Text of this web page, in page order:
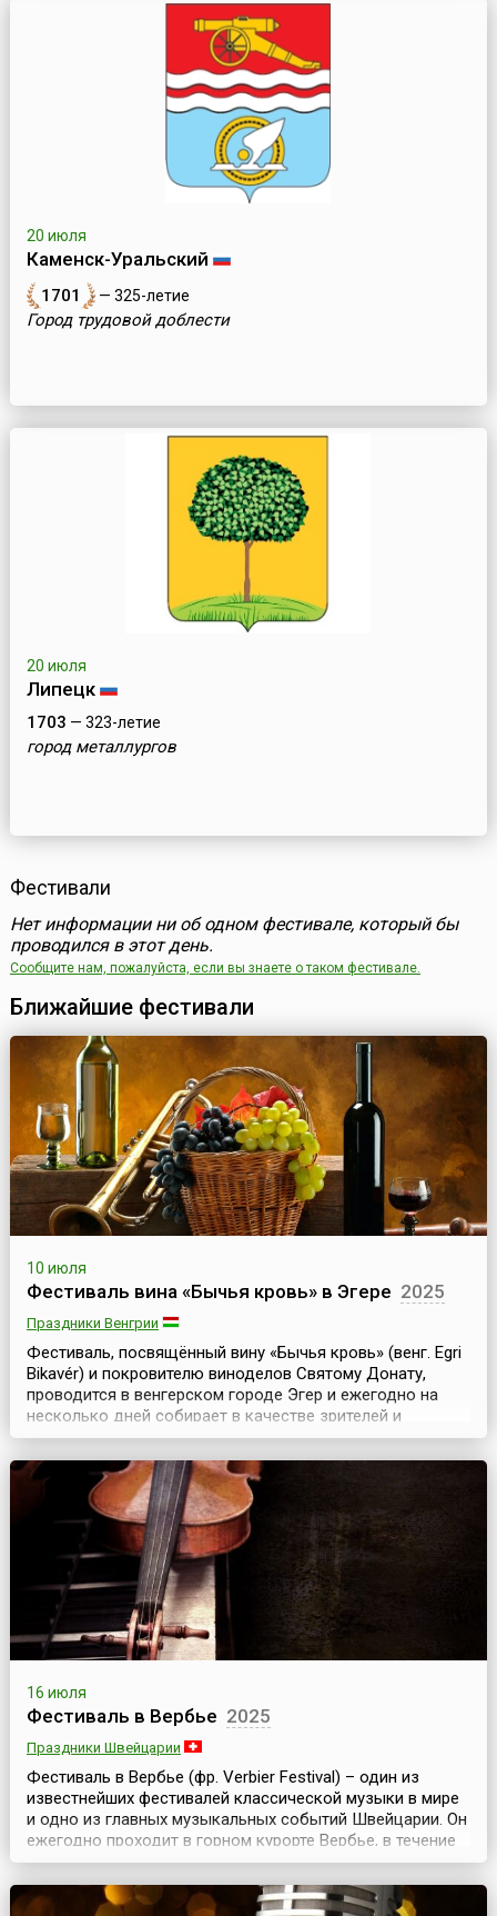
20 июля
Каменск-Уральский
1701 — 325-летие
Город трудовой доблести
20 июля
Липецк
1703 — 323-летие
город металлургов
Фестивали
Нет информации ни об одном фестивале, который бы
проводился в этот день.
Сообщите нам, пожалуйста, если вы знаете о таком фестивале.
Ближайшие фестивали
10 июля
Фестиваль вина «Бычья кровь» в Эгере 2025
Праздники Венгрии
Фестиваль, посвящённый вину «Бычья кровь» (венг. Egri
Bikavér) и покровителю виноделов Святому Донату,
проводится в венгерском городе Эгер и ежегодно на
несколько дней собирает в качестве зрителей и
участников не одну сотню тысяч туристов.По одной из
легенд, название знаменитого венгерского красного
вина «Бычья кровь» связано со временами турецкого
господства. При турецкой осаде Эгерской крепо...
16 июля
Фестиваль в Вербье 2025
Праздники Швейцарии
Фестиваль в Вербье (фр. Verbier Festival) – один из
известнейших фестивалей классической музыки в мире
и одно из главных музыкальных событий Швейцарии. Он
ежегодно проходит в горном курорте Вербье, в течение
двух недель во второй половине июля.Фестиваль
возник в этом небольшом городке, в самом сердце
Швейцарских Альп, в 1994 году. Его создателем и